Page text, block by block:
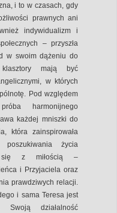
i to w czasach, gdy
prawnych ani
indywidualizm i
– przyszła
w swoim dążeniu do
mają być
w których
Pod względem
harmonijnego
każdej mniszki do
która zainspirowała
życia
się z miłością –
i Przyjaciela oraz
prawdziwych relacji.
i sama Teresa jest
Swoją działalność